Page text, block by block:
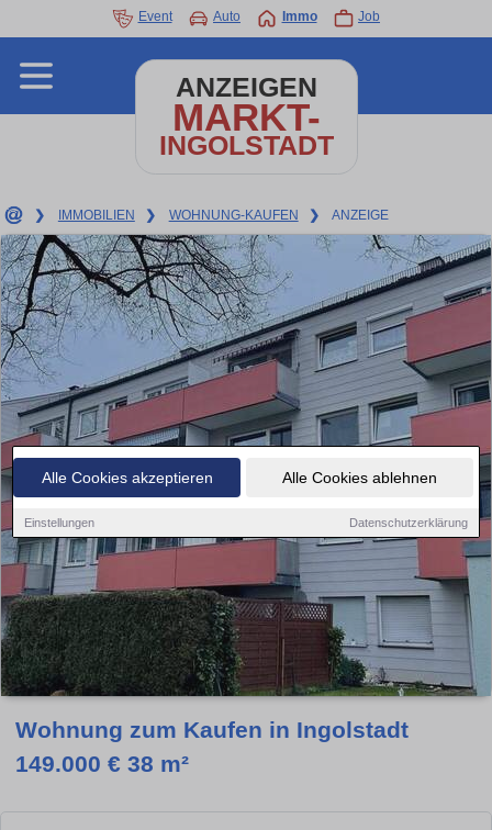
Alle Cookies akzeptieren Alle Cookies ablehnen
Einstellungen Datenschutzerklärung
Event Auto Immo Job
ANZEIGEN
MARKT-
INGOLSTADT
❯ IMMOBILIEN ❯ WOHNUNG-KAUFEN ❯ ANZEIGE
Wohnung zum Kaufen in Ingolstadt
149.000 € 38 m²